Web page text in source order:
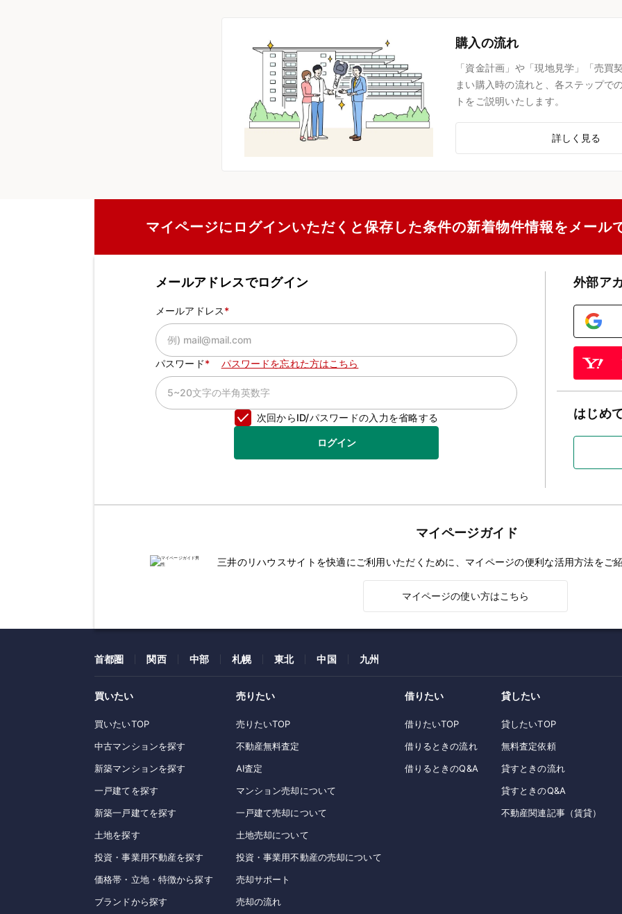
購入の流れ
「資金計画」や「現地見学」「売買
まい購入時の流れと、各ステップで
トをご説明いたします。
詳しく見る
マイページにログインいただくと保存した条件の新着物件情報をメール
メールアドレスでログイン
メールアドレス
パスワード パスワードを忘れた方はこちら
次回からID/パスワードの入力を省略する
ログイン
外部ア
はじめ
マイページガイド
三井のリハウスサイトを快適にご利用いただくために、マイページの便利な活用方法をご
マイページの使い方はこちら
首都圏 関西 中部 札幌 東北 中国 九州
買いたい
買いたいTOP
中古マンションを探す
新築マンションを探す
一戸建てを探す
新築一戸建てを探す
土地を探す
投資・事業用不動産を探す
価格帯・立地・特徴から探す
ブランドから探す
売りたい
売りたいTOP
不動産無料査定
AI査定
マンション売却について
一戸建て売却について
土地売却について
投資・事業用不動産の売却について
売却サポート
売却の流れ
借りたい
借りたいTOP
借りるときの流れ
借りるときのQ&A
貸したい
貸したいTOP
無料査定依頼
貸すときの流れ
貸すときのQ&A
不動産関連記事（賃貸）